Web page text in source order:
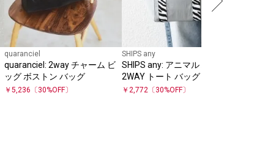
quaranciel
quaranciel: 2way チャーム ビ
ッグ ボストン バッグ
￥ 5,236 〔30%OFF〕
SHIPS any
SHIPS any: アニマル ハンドル
2WAY トート バッグ
￥ 2,772 〔30%OFF〕